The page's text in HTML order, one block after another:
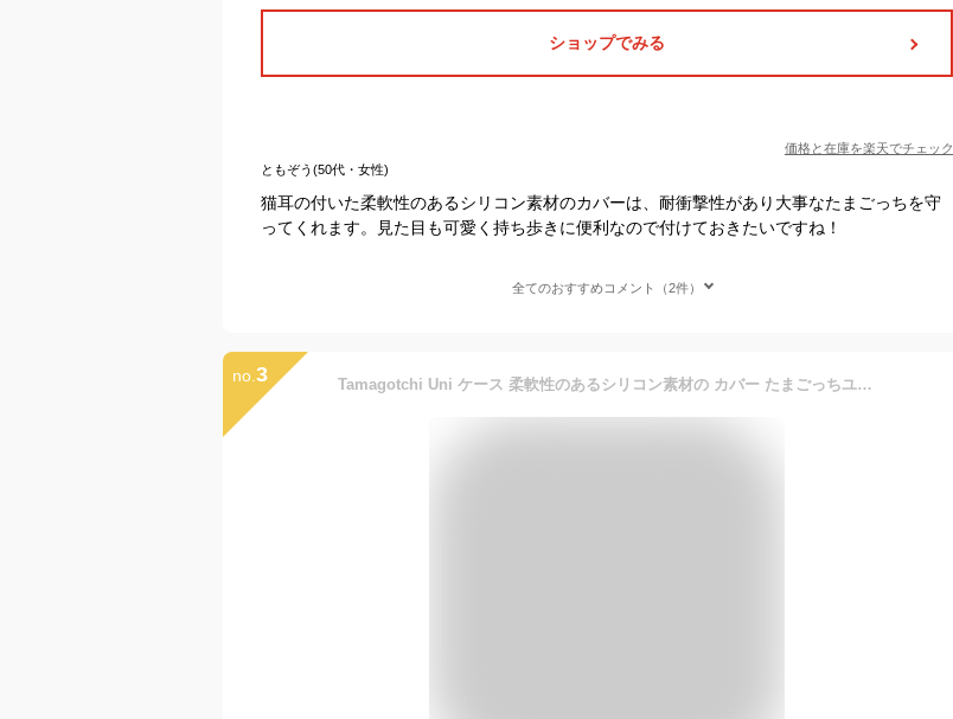
ショップでみる
価格と在庫を楽天でチェック
ともぞう(50代・女性)
猫耳の付いた柔軟性のあるシリコン素材のカバーは、耐衝撃性があり大事なたまごっちを守
ってくれます。見た目も可愛く持ち歩きに便利なので付けておきたいですね！
全てのおすすめコメント（2件）
no. 3 Tamagotchi Uni ケース 柔軟性のあるシリコン素材の カバー たまごっちユニ CASE 耐衝撃 落下防止 収納 保護 ソフトケース 便利 実用 おすすめ おしゃれ カバー